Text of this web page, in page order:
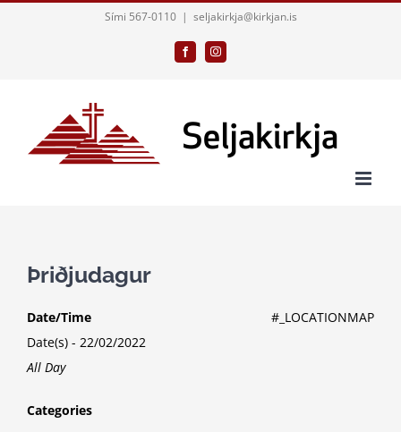
Sími 567-0110 | seljakirkja@kirkjan.is
FacebookInstagram
Þriðjudagur
#_LOCATIONMAP
Date/Time
Date(s) - 22/02/2022
All Day
Categories